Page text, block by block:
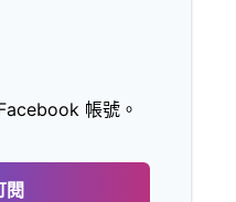
帳號。
閱